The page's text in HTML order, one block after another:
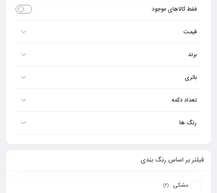
فقط کالاهای موجود
قیمت
برند
باتری
تعداد دکمه
رنگ ها
فیلتر بر اساس رنگ بندی
مشکی (2)